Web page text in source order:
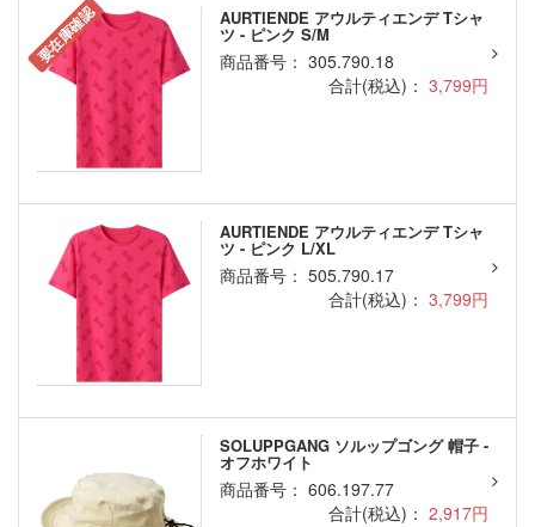
要在庫確認 AURTIENDE アウルティエンデ Tシャ
ツ - ピンク S/M
商品番号： 305.790.18
合計(税込)： 3,799円
AURTIENDE アウルティエンデ Tシャ
ツ - ピンク L/XL
商品番号： 505.790.17
合計(税込)： 3,799円
SOLUPPGANG ソルップゴング 帽子 -
オフホワイト
商品番号： 606.197.77
合計(税込)： 2,917円